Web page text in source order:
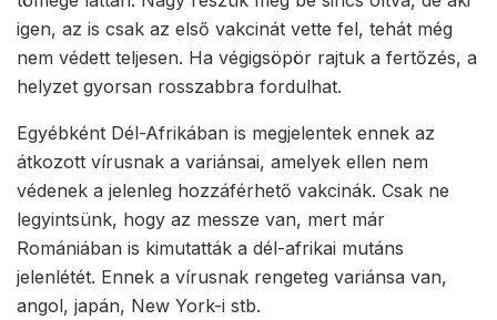
igen, az is csak az első vakcinát vette fel, tehát még
nem védett teljesen. Ha végigsöpör rajtuk a fertőzés, a
helyzet gyorsan rosszabbra fordulhat.
Egyébként Dél-Afrikában is megjelentek ennek az
átkozott vírusnak a variánsai, amelyek ellen nem
védenek a jelenleg hozzáférhető vakcinák. Csak ne
legyintsünk, hogy az messze van, mert már
Romániában is kimutatták a dél-afrikai mutáns
jelenlétét. Ennek a vírusnak rengeteg variánsa van,
angol, japán, New York-i stb.